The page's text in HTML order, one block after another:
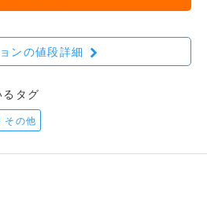
ンの値段詳細
るタグ
その他